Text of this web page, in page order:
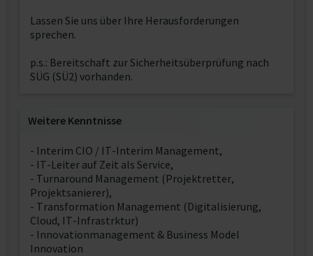
Lassen Sie uns über Ihre Herausforderungen
sprechen.
p.s.: Bereitschaft zur Sicherheitsüberprüfung nach
SÜG (SÜ2) vorhanden.
Weitere Kenntnisse
- Interim CIO / IT-Interim Management,
- IT-Leiter auf Zeit als Service,
- Turnaround Management (Projektretter,
Projektsanierer),
- Transformation Management (Digitalisierung,
Cloud, IT-Infrastrktur)
- Innovationmanagement & Business Model
Innovation